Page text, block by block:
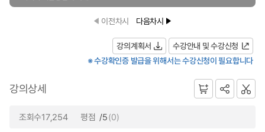
이전차시 다음차시
강의계획서
수강안내 및 수강신청
※ 수강확인증 발급을 위해서는 수강신청이 필요합니다
강의상세
조회수17,254 평점 /5(0)